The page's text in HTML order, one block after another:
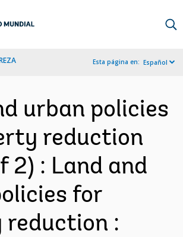
Esta página en: Español
urban policies
reduction
2) : Land and
for
reduction :